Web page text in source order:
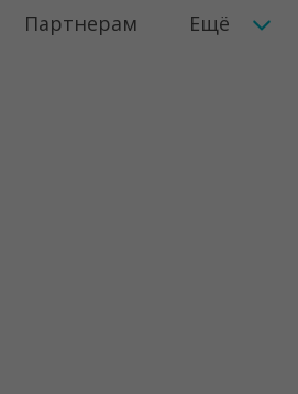
Партнерам Ещё